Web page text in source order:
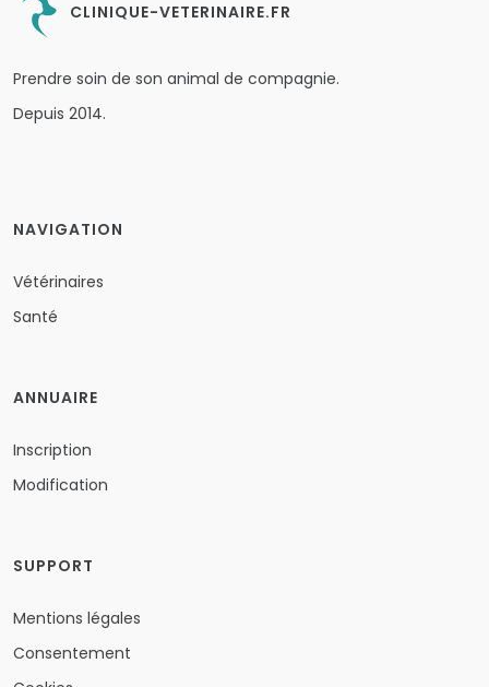
CLINIQUE-VETERINAIRE.FR
Prendre soin de son animal de compagnie.
Depuis 2014.
NAVIGATION
Vétérinaires
Santé
ANNUAIRE
Inscription
Modification
SUPPORT
Mentions légales
Consentement